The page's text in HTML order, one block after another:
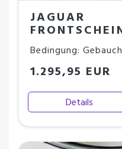
JAGUAR
Bedingung:
1.295,95 EUR
Details